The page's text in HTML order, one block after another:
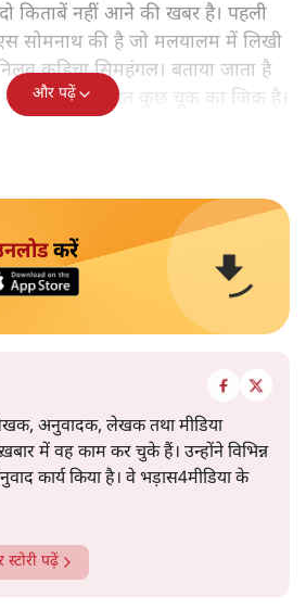
किताबें नहीं आने की खबर है। पहली
सोमनाथ की है जो मलयालम में लिखी
कुडिचा सिमहंगल। बताया जाता है
नाकामी से संबंधित कुछ चूक का जिक्र है।
और पढ़ें
करें
अनुवादक, लेखक तथा मीडिया
में वह काम कर चुके हैं। उन्होंने विभिन्न
कार्य किया है। वे भड़ास4मीडिया के
पढ़ें